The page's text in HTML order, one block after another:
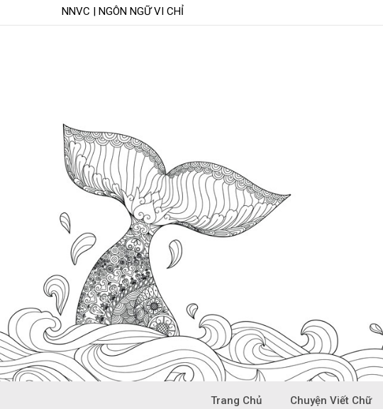
NNVC | NGÔN NGỮ VI CHỈ
Trang Chủ Chuyện Viết Chữ